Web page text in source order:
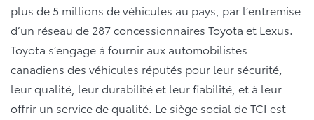
plus de 5 millions de véhicules au pays, par l’entremise
d’un réseau de 287 concessionnaires Toyota et Lexus.
Toyota s’engage à fournir aux automobilistes
canadiens des véhicules réputés pour leur sécurité,
leur qualité, leur durabilité et leur fiabilité, et à leur
offrir un service de qualité. Le siège social de TCI est